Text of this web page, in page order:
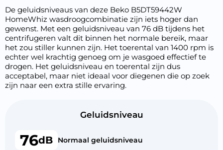
De geluidsniveaus van deze Beko B5DT59442W
HomeWhiz wasdroogcombinatie zijn iets hoger dan
gewenst. Met een geluidsniveau van 76 dB tijdens het
centrifugeren valt dit binnen het normale bereik, maar
het zou stiller kunnen zijn. Het toerental van 1400 rpm is
echter wel krachtig genoeg om je wasgoed effectief te
drogen. Het geluidsniveau en toerental zijn dus
acceptabel, maar niet ideaal voor diegenen die op zoek
zijn naar een extra stille ervaring.
Geluidsniveau
76dB Normaal geluidsniveau